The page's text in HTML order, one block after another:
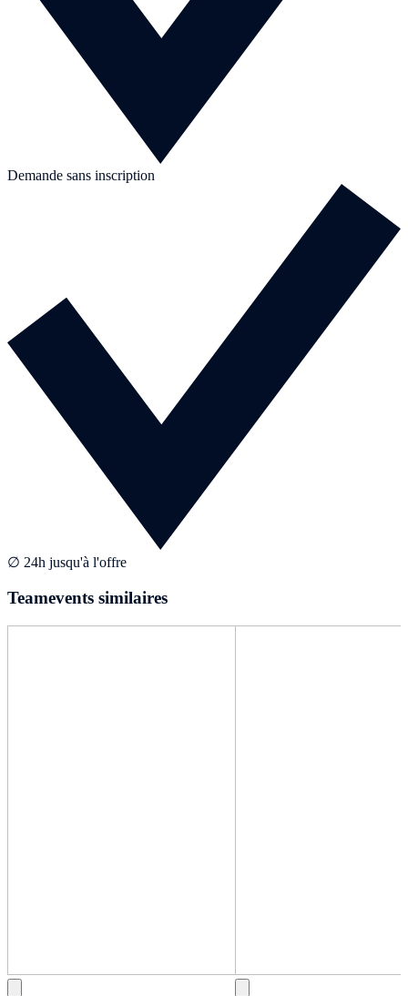
Demande sans inscription
∅ 24h jusqu'à l'offre
Teamevents similaires